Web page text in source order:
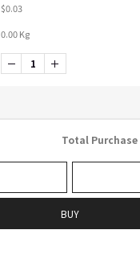
$0.03
0.00 Kg
+1
-1
Total
BUY